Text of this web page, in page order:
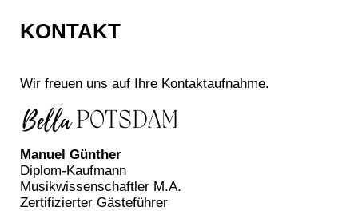
KONTAKT
Wir freuen uns auf Ihre Kontaktaufnahme.
Manuel Günther
Diplom-Kaufmann
Musikwissenschaftler M.A.
Zertifizierter Gästeführer